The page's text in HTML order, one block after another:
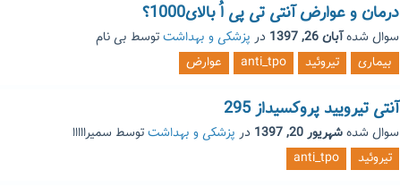
درمان و عوارض آنتی تی پی اُ بالای1000؟
سوال شدهآبان 26, 1397 در پزشکی و بهداشتتوسط بی نام
بیماری
تیروئید anti_tpo عوارض
آنتی تیرویید پروکسیداز 295
سوال شدهشهریور 20, 1397 در پزشکی و بهداشتتوسط سمیرااااا
تیروئید
anti_tpo